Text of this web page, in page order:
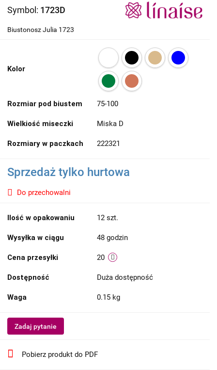
Symbol: 1723D
Biustonosz Julia 1723
Kolor
Rozmiar pod biustem 75-100
Wielkiość miseczki Miska D
Rozmiary w paczkach 222321
Sprzedaż tylko hurtowa
Do przechowalni
Ilość w opakowaniu 12 szt.
Wysyłka w ciągu 48 godzin
Cena przesyłki 20
Dostępność Duża dostępność
Waga 0.15 kg
Zadaj pytanie
Pobierz produkt do PDF